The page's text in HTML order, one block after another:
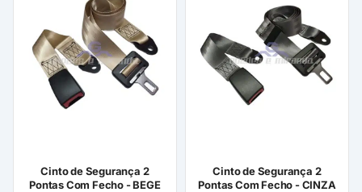
Cinto de Segurança 2
Pontas Com Fecho - BEGE
Cinto de Segurança 2
Pontas Com Fecho - CINZA